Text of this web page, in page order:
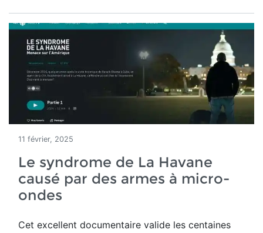
11 février, 2025
Le syndrome de La Havane
causé par des armes à micro-
ondes
Cet excellent documentaire valide les centaines